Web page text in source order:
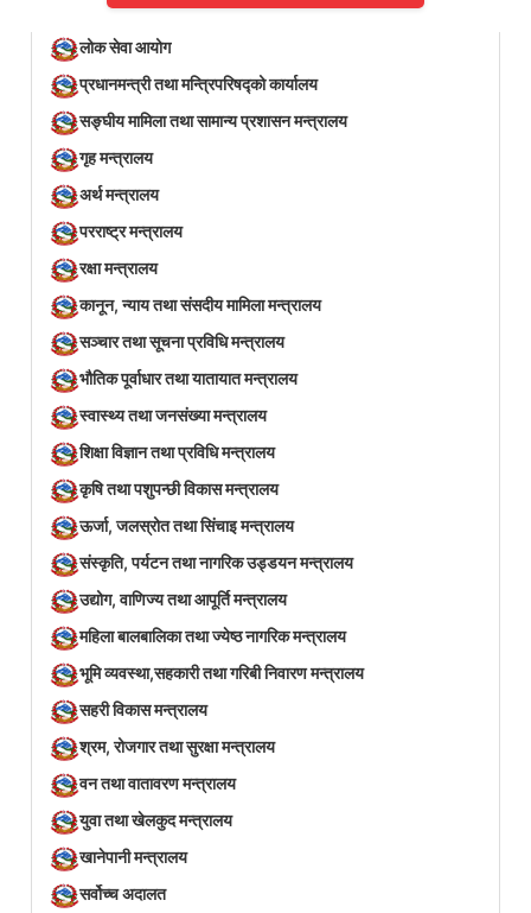
लोक सेवा आयोग
प्रधानमन्त्री तथा मन्त्रिपरिषद्को कार्यालय
सङ्घीय मामिला तथा सामान्य प्रशासन मन्त्रालय
गृह मन्त्रालय
अर्थ मन्त्रालय
परराष्ट्र मन्त्रालय
रक्षा मन्त्रालय
कानून, न्याय तथा संसदीय मामिला मन्त्रालय
सञ्‍चार तथा सूचना प्रविधि मन्त्रालय
भौतिक पूर्वाधार तथा यातायात मन्त्रालय
स्वास्थ्य तथा जनसंख्या मन्त्रालय
शिक्षा विज्ञान तथा प्रविधि मन्त्रालय
कृषि तथा पशुपन्छी विकास मन्त्रालय
ऊर्जा, जलस्रोत तथा सिंचाइ मन्त्रालय
संस्कृति, पर्यटन तथा नागरिक उड्डयन मन्त्रालय
उद्योग, वाणिज्य तथा आपूर्ति मन्त्रालय
महिला बालबालिका तथा ज्येष्ठ नागरिक मन्त्रालय
भूमि व्यवस्था,सहकारी तथा गरिबी निवारण मन्त्रालय
सहरी विकास मन्त्रालय
श्रम, रोजगार तथा सुरक्षा मन्त्रालय
वन तथा वातावरण मन्त्रालय
युवा तथा खेलकुद मन्त्रालय
खानेपानी मन्त्रालय
सर्वोच्च अदालत